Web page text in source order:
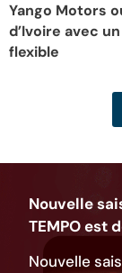
Yango Motors
d’Ivoire avec
flexible
Nouvelle
TEMPO est
Nouvelle